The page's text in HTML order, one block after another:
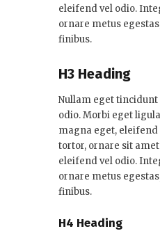
eleifend vel odio.
ornare metus
finibus.
H3 Heading
Nullam eget tincidunt
odio. Morbi eget
magna eget,
tortor, ornare sit
eleifend vel odio.
ornare metus
finibus.
H4 Heading